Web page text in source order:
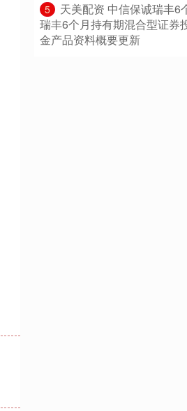
5
天美配资 中信保诚瑞丰6
瑞丰6个月持有期混合型证券
金产品资料概要更新